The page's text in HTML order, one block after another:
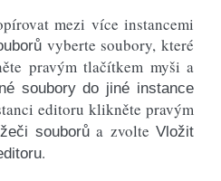
mezi více instancemi
vyberte soubory, které
pravým tlačítkem myši a
soubory do jiné instance
editoru klikněte pravým
souborů a zvolteVložit
.